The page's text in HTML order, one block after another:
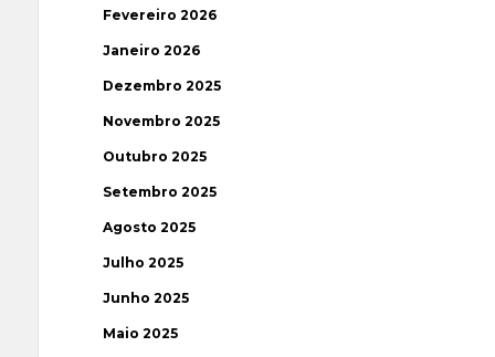
Fevereiro 2026
Janeiro 2026
Dezembro 2025
Novembro 2025
Outubro 2025
Setembro 2025
Agosto 2025
Julho 2025
Junho 2025
Maio 2025